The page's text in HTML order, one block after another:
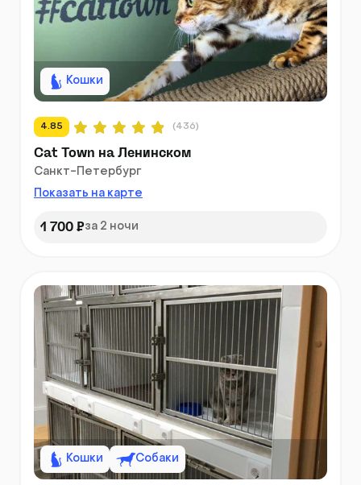
Кошки
4.85 (436)
Cat Town на Ленинском
Санкт-Петербург
Показать на карте
1 700 ₽за 2 ночи
Кошки Собаки